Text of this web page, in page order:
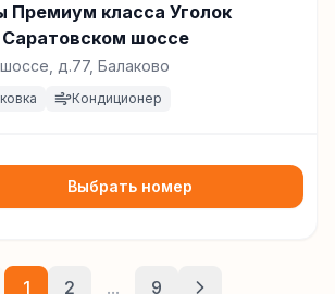
Премиум класса Уголок
шоссе
д.77, Балаково
Кондиционер
Выбрать номер
1 2 ... 9